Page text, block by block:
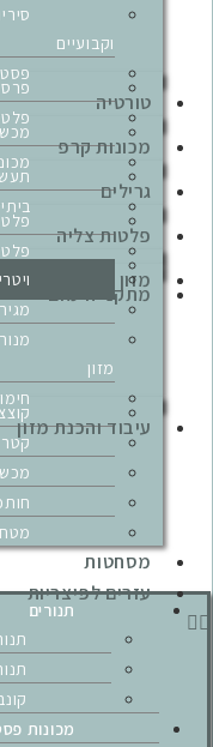
וקבועיים
טורטיה
מכונות קרפ
גרילים
פלטות צליה
מזון מהיר
מתקני חימום
מזון
עיבוד והכנת מזון
מסחטות
עזרים לפיצריות
תנורים
מכונות